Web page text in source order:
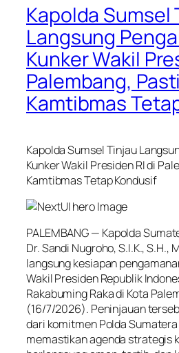
Kapolda Sumsel
Langsung
Kunker Wakil
Palembang,
Kamtibmas
Kapolda Sumsel Tinjau
Kunker Wakil Presiden RI di
Kamtibmas Tetap Kondusif
PALEMBANG — Kapolda
Dr. Sandi Nugroho, S.I.K., S.H.,
langsung kesiapan
Wakil Presiden Republik
Rakabuming Raka di Kota
(16/7/2026). Peninjauan
dari komitmen Polda
memastikan agenda strategis